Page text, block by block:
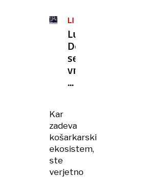
LIGA
NBA
Luka
Dončić
se
vrača
v
Kar
zadeva
košarkarski
ekosistem,
ste
verjetno